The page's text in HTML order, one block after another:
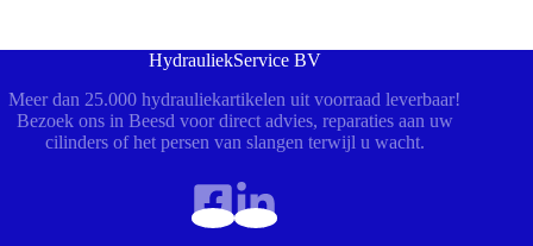
HydrauliekService BV
Meer dan 25.000 hydrauliekartikelen uit voorraad leverbaar!
Bezoek ons in Beesd voor direct advies, reparaties aan uw
cilinders of het persen van slangen terwijl u wacht.